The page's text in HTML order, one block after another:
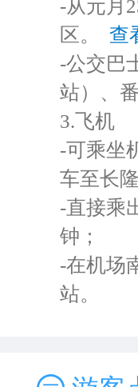
-从元月
区。 查
-公交巴
站）、
3.飞机
-可乘坐
车至长
-直接乘
钟；
-在机场
站。